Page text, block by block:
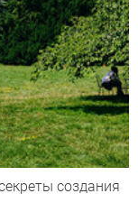
создания